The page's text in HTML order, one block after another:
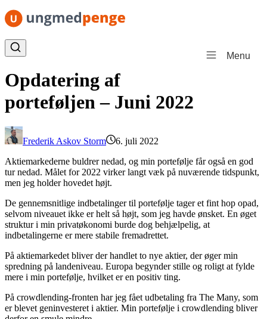
Spring til indhold
Menu
Opdatering af
porteføljen – Juni 2022
Frederik Askov Storm
6. juli 2022
Aktiemarkederne buldrer nedad, og min portefølje får også en god
tur nedad. Målet for 2022 virker langt væk på nuværende tidspunkt,
men jeg holder hovedet højt.
De gennemsnitlige indbetalinger til portefølje tager et fint hop opad,
selvom niveauet ikke er helt så højt, som jeg havde ønsket. En øget
struktur i min privatøkonomi burde dog behjælpelig, at
indbetalingerne er mere stabile fremadrettet.
På aktiemarkedet bliver der handlet to nye aktier, der øger min
spredning på landeniveau. Europa begynder stille og roligt at fylde
mere i min portefølje, hvilket er en positiv ting.
På crowdlending-fronten har jeg fået udbetaling fra The Many, som
er blevet geninvesteret i aktier. Min portefølje i crowdlending bliver